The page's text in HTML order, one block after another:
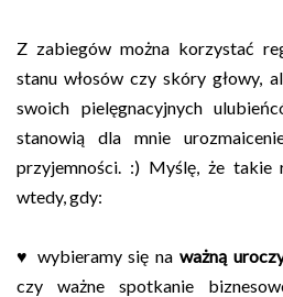
Z zabiegów można korzystać
stanu włosów czy skóry głowy,
swoich pielęgnacyjnych
stanowią dla mnie
przyjemności. :) Myślę, że takie
wtedy, gdy:
♥ wybieramy się na ważną
czy ważne spotkanie